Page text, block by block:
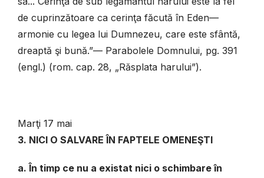
de cuprinzătoare ca cerinţa făcută în Eden—
armonie cu legea lui Dumnezeu, care este sfântă,
dreaptă şi bună.”— Parabolele Domnului, pg. 391
(engl.) (rom. cap. 28, „Răsplata harului”).
Marţi 17 mai
3. NICI O SALVARE ÎN FAPTELE OMENEŞTI
a. În timp ce nu a existat nici o schimbare în